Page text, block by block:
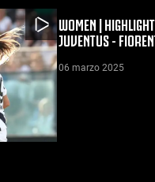
WOMEN |
JUVENTUS -
06 marzo 2025